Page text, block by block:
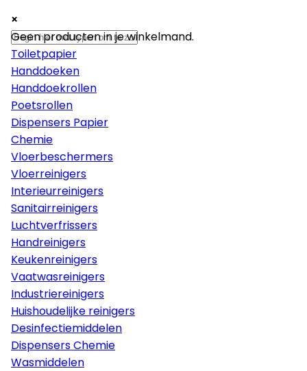
×
Papier
Toiletpapier
Handdoeken
Handdoekrollen
Poetsrollen
Dispensers Papier
Chemie
Vloerbeschermers
Vloerreinigers
Interieurreinigers
Sanitairreinigers
Luchtverfrissers
Handreinigers
Keukenreinigers
Vaatwasreinigers
Industriereinigers
Huishoudelijke reinigers
Desinfectiemiddelen
Dispensers Chemie
Wasmiddelen
×
×
Geen producten in je winkelmand.